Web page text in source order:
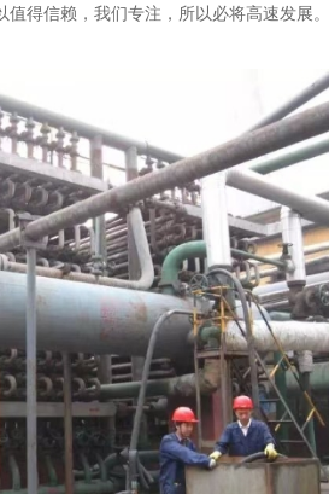
得信赖，我们专注，所以必将高速发展。